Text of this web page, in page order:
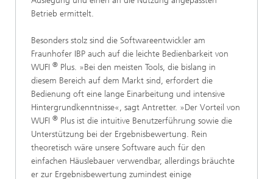
Betrieb ermittelt.
Besonders stolz sind die Softwareentwickler am
Fraunhofer IBP auch auf die leichte Bedienbarkeit von
WUFI ® Plus. »Bei den meisten Tools, die bislang in
diesem Bereich auf dem Markt sind, erfordert die
Bedienung oft eine lange Einarbeitung und intensive
Hintergrundkenntnisse«, sagt Antretter. »Der Vorteil von
WUFI ® Plus ist die intuitive Benutzerführung sowie die
Unterstützung bei der Ergebnisbewertung. Rein
theoretisch wäre unsere Software auch für den
einfachen Häuslebauer verwendbar, allerdings bräuchte
er zur Ergebnisbewertung zumindest einige